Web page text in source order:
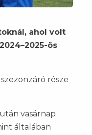
ahol volt
ös
része
vasárnap
általában